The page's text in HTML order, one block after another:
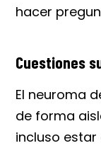
hacer
Cuestiones
El neuroma
de forma
incluso